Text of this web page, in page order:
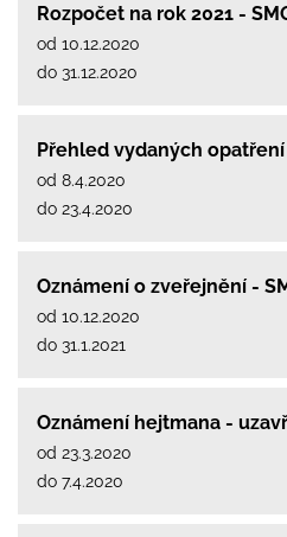
Rozpočet na rok 2021 -
od 10.12.2020
do 31.12.2020
Přehled vydaných opatření
od 8.4.2020
do 23.4.2020
Oznámení o zveřejnění -
od 10.12.2020
do 31.1.2021
Oznámení hejtmana -
od 23.3.2020
do 7.4.2020